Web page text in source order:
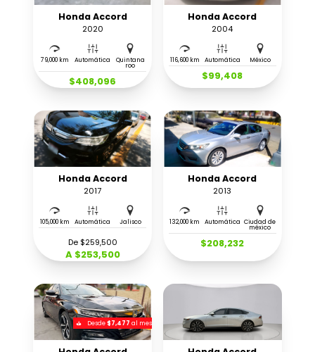
Honda Accord
2020
79,000 km Automática Quintana
roo
$408,096
Honda Accord
2004
116,600 km Automática México
$99,408
Honda Accord
2017
105,000 km Automática Jalisco
De $259,500
A $253,500
Honda Accord
2013
132,000 km Automática Ciudad de
méxico
$208,232
Desde$7,477 al mes